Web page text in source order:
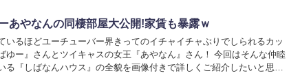
あやなんの同棲部屋大公開!家賃も暴露ｗ
いるほどユーチューバー界きってのイチャイチャぶりでしられるカッ
ゆー』さんとツイキャスの女王『あやなん』さん！ 今回はそんな仲睦
る『しばなんハウス』の全貌を画像付きで詳しくご紹介したいと思い